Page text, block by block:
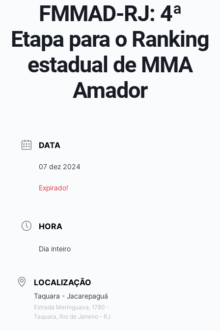
FMMAD-RJ: 4ª
Etapa para o Ranking
estadual de MMA
Amador
DATA
07 dez 2024
Expirado!
HORA
Dia inteiro
LOCALIZAÇÃO
Taquara - Jacarepaguá
Estrada Meringuava, 1780 -
Taquara, Rio de Janeiro - RJ